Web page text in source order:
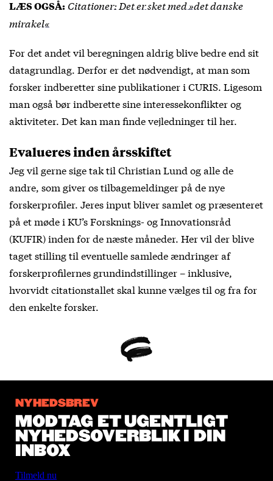
LÆS OGSÅ: Citationer: Det er sket med »det danske
mirakel«
For det andet vil beregningen aldrig blive bedre end sit
datagrundlag. Derfor er det nødvendigt, at man som
forsker indberetter sine publikationer i CURIS. Ligesom
man også bør indberette sine interessekonflikter og
aktiviteter. Det kan man finde vejledninger til her.
Evalueres inden årsskiftet
Jeg vil gerne sige tak til Christian Lund og alle de
andre, som giver os tilbagemeldinger på de nye
forskerprofiler. Jeres input bliver samlet og præsenteret
på et møde i KU’s Forsknings- og Innovationsråd
(KUFIR) inden for de næste måneder. Her vil der blive
taget stilling til eventuelle samlede ændringer af
forskerprofilernes grundindstillinger – inklusive,
hvorvidt citationstallet skal kunne vælges til og fra for
den enkelte forsker.
NYHEDSBREV
MODTAG ET UGENTLIGT
NYHEDSOVERBLIK I DIN
INBOX
Tilmeld nu